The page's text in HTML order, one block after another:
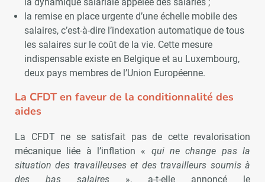
la remise en place urgente d’une échelle mobile des
salaires, c’est-à-dire l’indexation automatique de tous
les salaires sur le coût de la vie. Cette mesure
indispensable existe en Belgique et au Luxembourg,
deux pays membres de l’Union Européenne.
La CFDT en faveur de la conditionnalité des
aides
La CFDT ne se satisfait pas de cette revalorisation
mécanique liée à l’inflation « qui ne change pas la
situation des travailleuses et des travailleurs soumis à
des bas salaires », a-t-elle annoncé le